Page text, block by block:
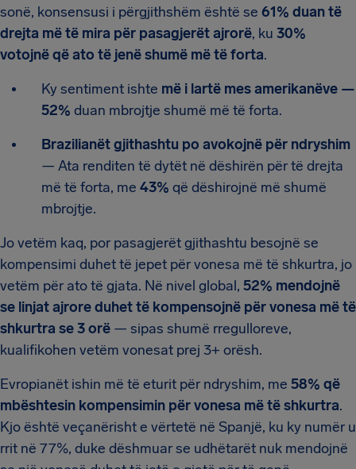
sonë, konsensusi i përgjithshëm është se 61% duan të
drejta më të mira për pasagjerët ajrorë, ku 30%
votojnë që ato të jenë shumë më të forta.
Ky sentiment ishte më i lartë mes amerikanëve —
52% duan mbrojtje shumë më të forta.
Brazilianët gjithashtu po avokojnë për ndryshim
— Ata renditen të dytët në dëshirën për të drejta
më të forta, me 43% që dëshirojnë më shumë
mbrojtje.
Jo vetëm kaq, por pasagjerët gjithashtu besojnë se
kompensimi duhet të jepet për vonesa më të shkurtra, jo
vetëm për ato të gjata. Në nivel global, 52% mendojnë
se linjat ajrore duhet të kompensojnë për vonesa më të
shkurtra se 3 orë — sipas shumë rregulloreve,
kualifikohen vetëm vonesat prej 3+ orësh.
Evropianët ishin më të eturit për ndryshim, me 58% që
mbështesin kompensimin për vonesa më të shkurtra.
Kjo është veçanërisht e vërtetë në Spanjë, ku ky numër u
rrit në 77%, duke dëshmuar se udhëtarët nuk mendojnë